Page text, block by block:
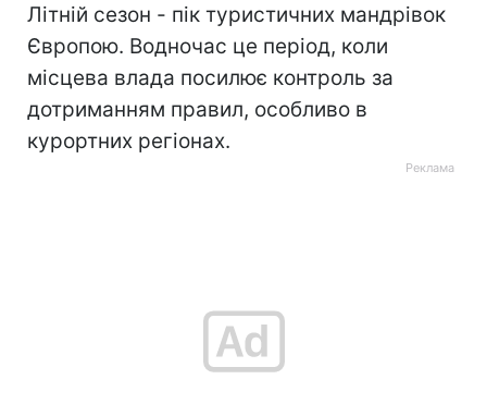
Літній сезон - пік туристичних мандрівок
Європою. Водночас це період, коли
місцева влада посилює контроль за
дотриманням правил, особливо в
курортних регіонах.